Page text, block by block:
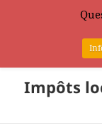
Impôts